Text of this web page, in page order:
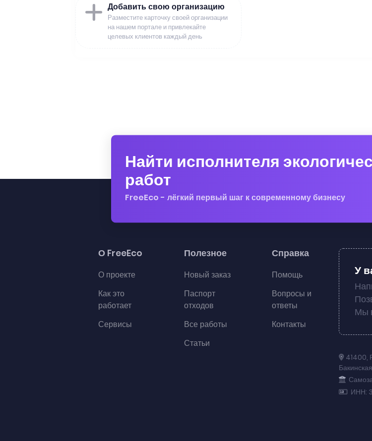
Добавить свою организацию
Разместите карточку своей организации
на нашем портале и привлекайте
целевых клиентов каждый день
Найти исполнителя
работ
FreeEco - лёгкий первый шаг к современному бизнесу
О FreeEco
О проекте
Как это
работает
Сервисы
Полезное
Новый заказ
Паспорт
отходов
Все работы
Статьи
Справка
Помощь
Вопросы и
ответы
Контакты
У
Мы
41400,
ИНН: